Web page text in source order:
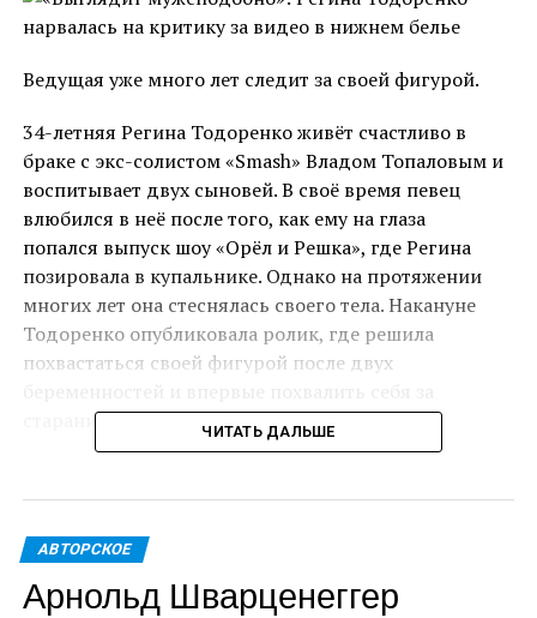
Ведущая уже много лет следит за своей фигурой.
34-летняя Регина Тодоренко живёт счастливо в
браке с экс-солистом «Smash» Владом Топаловым и
воспитывает двух сыновей. В своё время певец
влюбился в неё после того, как ему на глаза
попался выпуск шоу «Орёл и Решка», где Регина
позировала в купальнике. Однако на протяжении
многих лет она стеснялась своего тела. Накануне
Тодоренко опубликовала ролик, где решила
похвастаться своей фигурой после двух
старания.
стеснялась своего тела много лет, и вот настал тот
момент, когда хочется похвалить себя! Ещё есть к
чему стремиться, есть куда расти», ‒
своих давних переживаниях Регина. На видео она
ЧИТАТЬ ДАЛЬШЕ
АВТОРСКОЕ
Арнольд Шварценеггер